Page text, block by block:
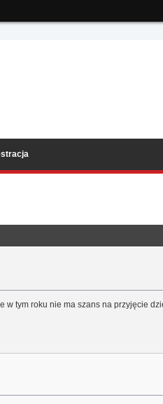
w tym roku nie ma szans na przyjęcie